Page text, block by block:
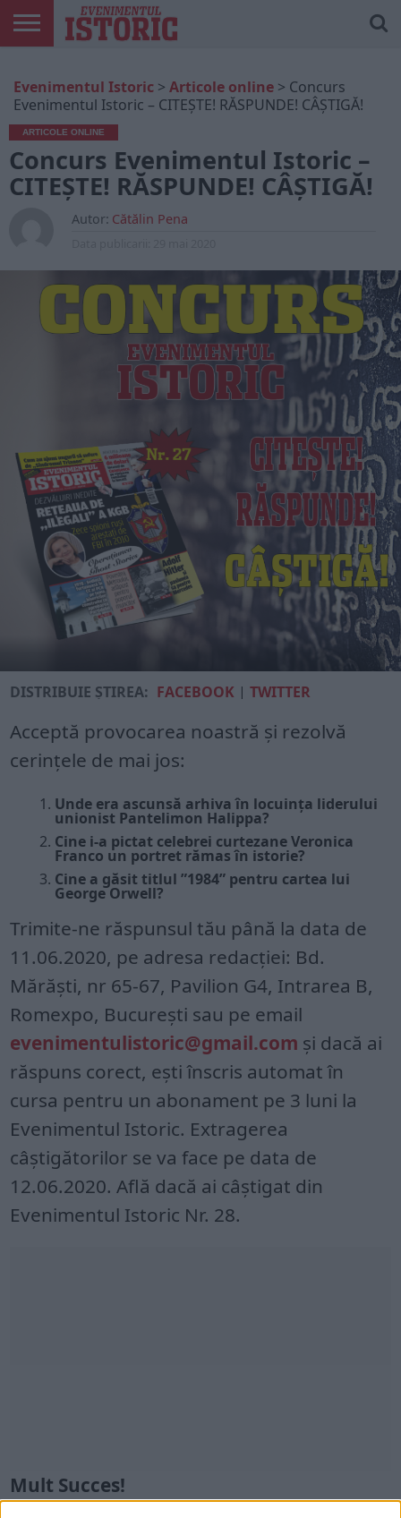
ONLINE
EDIȚII
TIPĂRITE
ISTORIC
PLAY
CONTUL
MEU
Evenimentul Istoric > Articole online > Concurs
Evenimentul Istoric – CITEȘTE! RĂSPUNDE! CÂȘTIGĂ!
ARTICOLE ONLINE
Concurs Evenimentul Istoric –
CITEȘTE! RĂSPUNDE! CÂȘTIGĂ!
Autor: Cătălin Pena
DISTRIBUIE ȘTIREA: FACEBOOK |TWITTER
Acceptă provocarea noastră și rezolvă
cerințele de mai jos:
Unde era ascunsă arhiva în locuința liderului
unionist Pantelimon Halippa?
Cine i-a pictat celebrei curtezane Veronica
Franco un portret rămas în istorie?
Cine a găsit titlul ”1984” pentru cartea lui
George Orwell?
Trimite-ne răspunsul tău până la data de
11.06.2020, pe adresa redacției: Bd.
Mărăști, nr 65-67, Pavilion G4, Intrarea B,
Romexpo, București sau pe email
evenimentulistoric@gmail.com și dacă ai
răspuns corect, ești înscris automat în
cursa pentru un abonament pe 3 luni la
Evenimentul Istoric. Extragerea
câștigătorilor se va face pe data de
12.06.2020. Află dacă ai câștigat din
Evenimentul Istoric Nr. 28.
Mult Succes!